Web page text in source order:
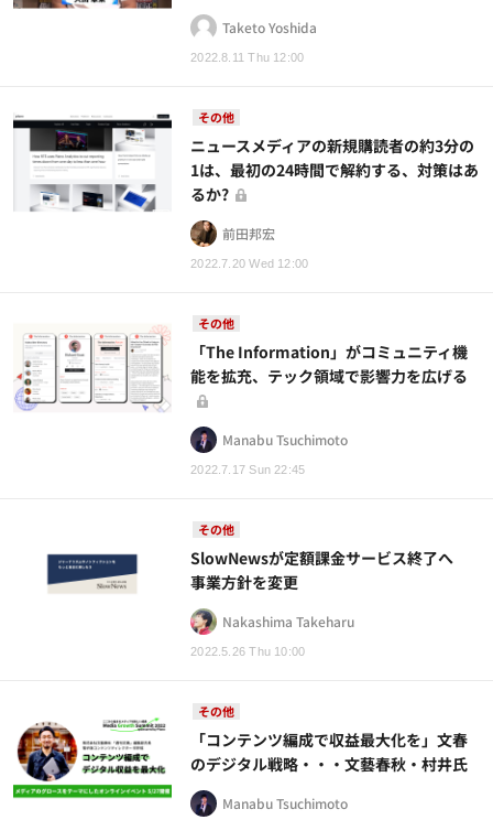
2022.8.11 Thu 12:00
Taketo Yoshida
その他
2022.7.20 Wed 12:00
ニュースメディアの新規購読者の約3分の
1は、最初の24時間で解約する、対策はあ
るか?
前田邦宏
その他
2022.7.17 Sun 22:45
「The Information」がコミュニティ機
能を拡充、テック領域で影響力を広げる
Manabu Tsuchimoto
その他
2022.5.26 Thu 10:00
SlowNewsが定額課金サービス終了へ
事業方針を変更
Nakashima Takeharu
その他
「コンテンツ編成で収益最大化を」文春
のデジタル戦略・・・文藝春秋・村井氏
Manabu Tsuchimoto